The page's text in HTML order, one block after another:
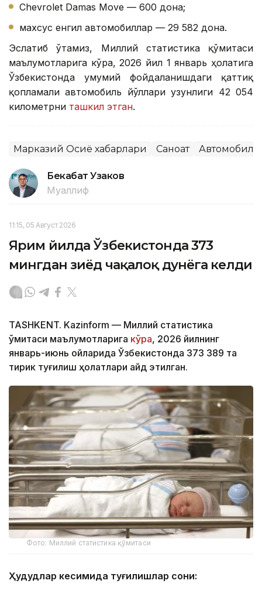
Chevrolet Damas Move — 600 дона;
махсус енгил автомобиллар — 29 582 дона.
Эслатиб ўтамиз, Миллий статистика қўмитаси
маълумотларига кўра, 2026 йил 1 январь ҳолатига
Ўзбекистонда умумий фойдаланишдаги қаттиқ
қопламали автомобиль йўллари узунлиги 42 054
километрни ташкил этган.
Марказий Осиё хабарлари Саноат
Бекабат Узаков
Муаллиф
11:15, 05 Август 2026
Ярим йилда Ўзбекистонда 373
мингдан зиёд чақалоқ дунёга келди
TASHKENT. Kazinform — Миллий статистика
қўмитаси маълумотларига кўра, 2026 йилнинг
январь-июнь ойларида Ўзбекистонда 373 389 та
тирик туғилиш ҳолатлари қайд этилган.
Фото: Миллий статистика қўмитаси
Ҳудудлар кесимида туғилишлар сони: